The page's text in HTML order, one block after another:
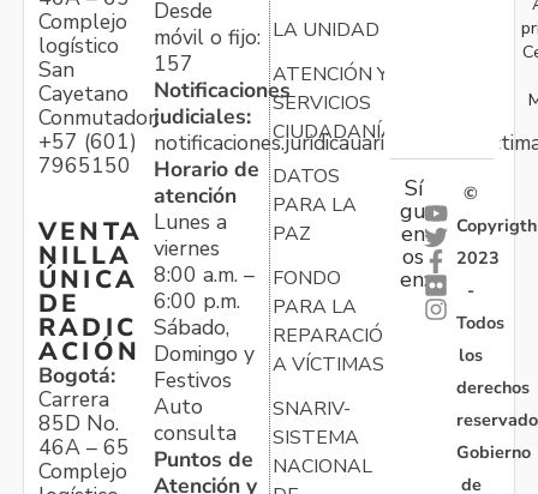
Complejo
logístico
San
Cayetano
Conmutador:
+57 (601)
7965150
VENTA
NILLA
ÚNICA
DE
RADIC
ACIÓN
Bogotá:
Carrera
85D No.
46A – 65
Complejo
Desde
móvil o fijo:
157
Notificaciones
judiciales:
Horario de
atención
Lunes a
viernes
8:00 a.m. –
6:00 p.m.
Sábado,
Domingo y
Festivos
Auto
consulta
Puntos de
Atención y
LA UNIDAD
ATENCIÓN Y
SERVICIOS
CIUDADANÍA
DATOS
PARA LA
PAZ
FONDO
PARA LA
REPARACIÓN
A VÍCTIMAS
SNARIV-
SISTEMA
NACIONAL
Sí
gu
en
os
en:
©
Copyrigth
2023
-
Todos
los
derechos
Gobierno
de